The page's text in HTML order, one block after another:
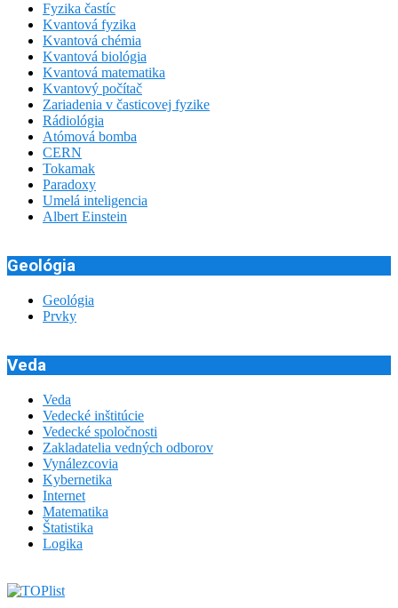
Fyzika častíc
Kvantová fyzika
Kvantová chémia
Kvantová biológia
Kvantová matematika
Kvantový počítač
Zariadenia v časticovej fyzike
Rádiológia
Atómová bomba
CERN
Tokamak
Paradoxy
Umelá inteligencia
Albert Einstein
Geológia
Geológia
Prvky
Veda
Veda
Vedecké inštitúcie
Vedecké spoločnosti
Zakladatelia vedných odborov
Vynálezcovia
Kybernetika
Internet
Matematika
Štatistika
Logika